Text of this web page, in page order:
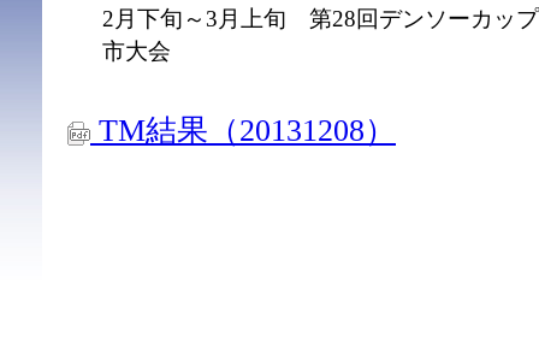
2月下旬～3月上旬 第28回デンソーカッ
市大会
TM結果（20131208）